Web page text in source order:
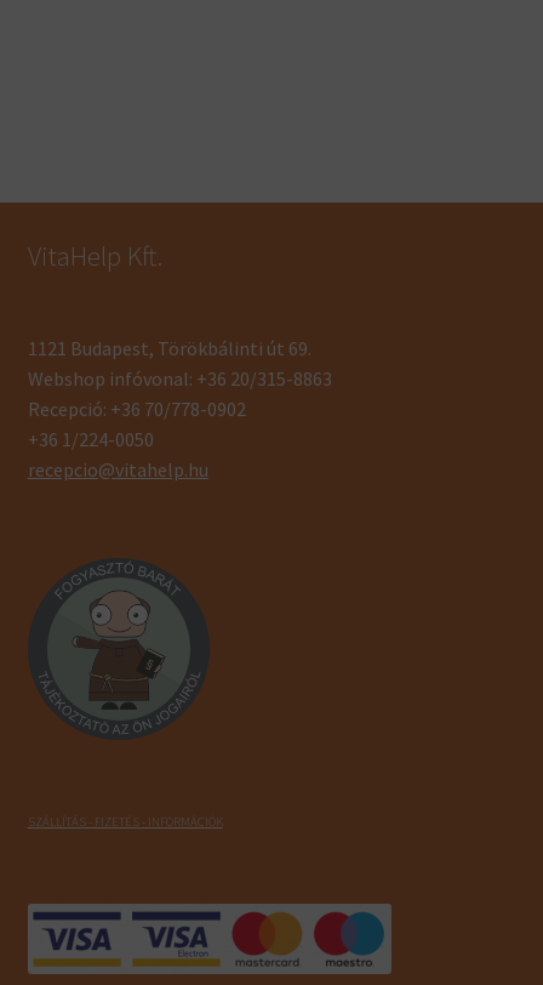
VitaHelp Kft.
1121 Budapest, Törökbálinti út 69.
Webshop infóvonal: +36 20/315-8863
Recepció: +36 70/778-0902
+36 1/224-0050
recepcio@vitahelp.hu
SZÁLLÍTÁS - FIZETÉS - INFORMÁCIÓK